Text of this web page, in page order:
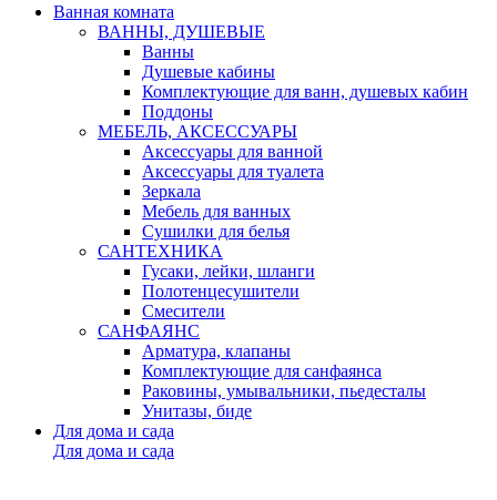
Ванная комната
ВАННЫ, ДУШЕВЫЕ
Ванны
Душевые кабины
Комплектующие для ванн, душевых кабин
Поддоны
МЕБЕЛЬ, АКСЕССУАРЫ
Аксессуары для ванной
Аксессуары для туалета
Зеркала
Мебель для ванных
Сушилки для белья
САНТЕХНИКА
Гусаки, лейки, шланги
Полотенцесушители
Смесители
САНФАЯНС
Арматура, клапаны
Комплектующие для санфаянса
Раковины, умывальники, пьедесталы
Унитазы, биде
Для дома и сада
Для дома и сада